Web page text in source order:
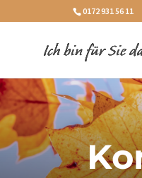
0172 931 56 11